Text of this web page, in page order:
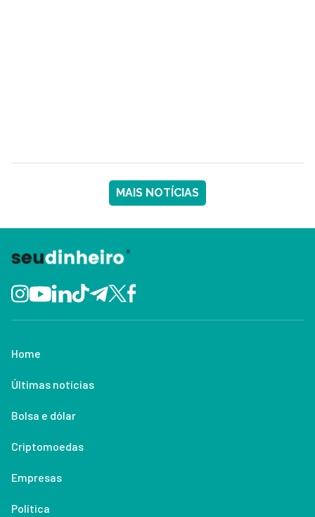
MAIS NOTÍCIAS
Home
Últimas notícias
Bolsa e dólar
Criptomoedas
Empresas
Política